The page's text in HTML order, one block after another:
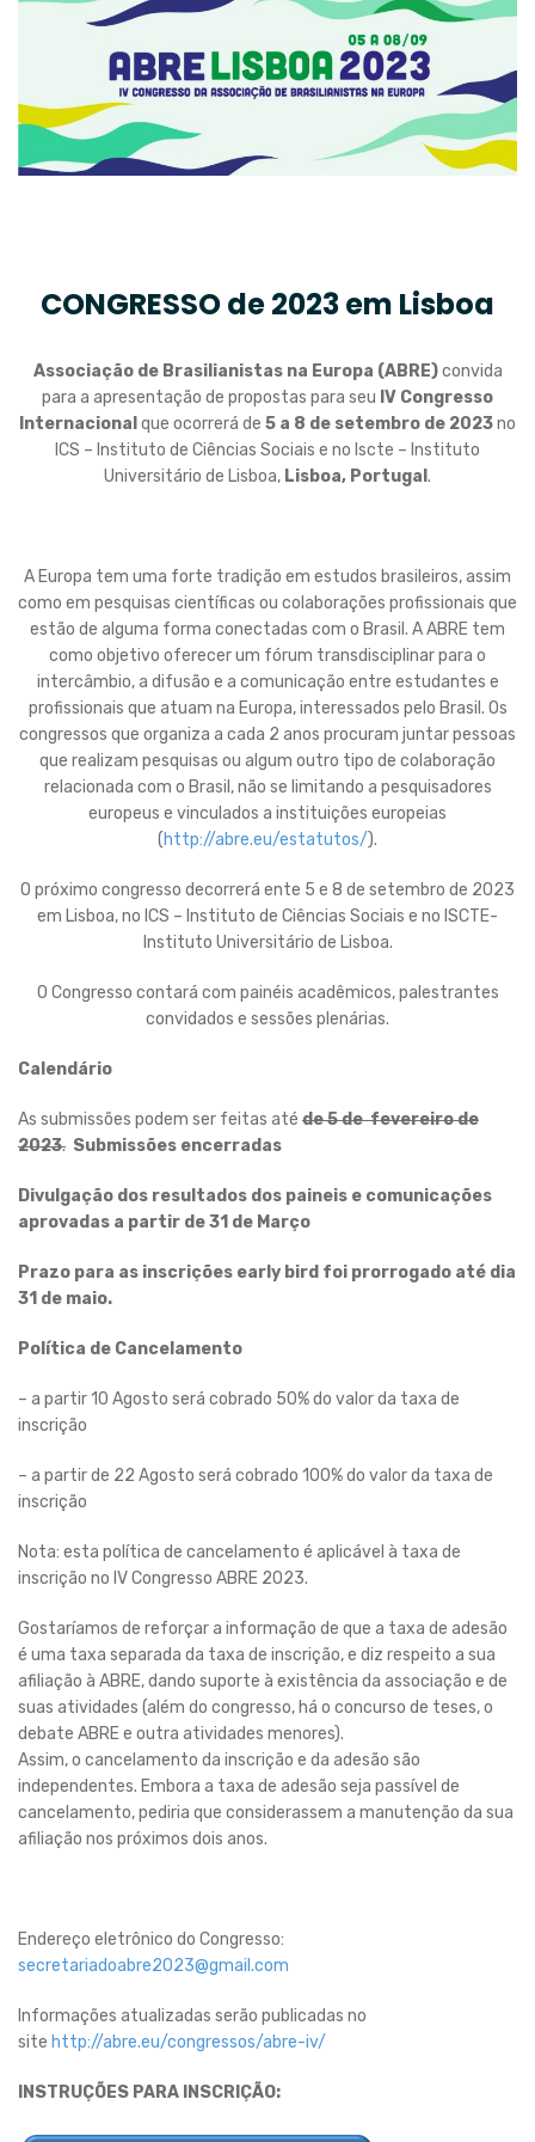
CONGRESSO de 2023 em Lisboa
Associação de Brasilianistas na Europa (ABRE)convida
para a apresentação de propostas para seu IV Congresso
Internacional que ocorrerá de 5 a 8 de setembro de 2023no
ICS – Instituto de Ciências Sociais e no Iscte – Instituto
Universitário de Lisboa, Lisboa, Portugal .
A Europa tem uma forte tradição em estudos brasileiros, assim
como em pesquisas científicas ou colaborações profissionais que
estão de alguma forma conectadas com o Brasil. A ABRE tem
como objetivo oferecer um fórum transdisciplinar para o
intercâmbio, a difusão e a comunicação entre estudantes e
profissionais que atuam na Europa, interessados pelo Brasil. Os
congressos que organiza a cada 2 anos procuram juntar pessoas
que realizam pesquisas ou algum outro tipo de colaboração
relacionada com o Brasil, não se limitando a pesquisadores
europeus e vinculados a instituições europeias
(http://abre.eu/estatutos/).
O próximo congresso decorrerá ente 5 e 8 de setembro de 2023
em Lisboa, no ICS – Instituto de Ciências Sociais e no ISCTE-
Instituto Universitário de Lisboa.
O Congresso contará com painéis acadêmicos, palestrantes
convidados e sessões plenárias.
Calendário
As submissões podem ser feitas até de 5 de fevereiro de
2023. Submissões encerradas
Divulgação dos resultados dos paineis e comunicações
aprovadas a partir de 31 de Março
Prazo para as inscrições early bird foi prorrogado até dia
31 de maio.
Política de Cancelamento
– a partir 10 Agosto será cobrado 50% do valor da taxa de
inscrição
– a partir de 22 Agosto será cobrado 100% do valor da taxa de
inscrição
Nota: esta política de cancelamento é aplicável à taxa de
inscrição no IV Congresso ABRE 2023.
Gostaríamos de reforçar a informação de que a taxa de adesão
é uma taxa separada da taxa de inscrição, e diz respeito a sua
afiliação à ABRE, dando suporte à existência da associação e de
suas atividades (além do congresso, há o concurso de teses, o
debate ABRE e outra atividades menores).
Assim, o cancelamento da inscrição e da adesão são
independentes. Embora a taxa de adesão seja passível de
cancelamento, pediria que considerassem a manutenção da sua
afiliação nos próximos dois anos.
Endereço eletrônico do Congresso:
secretariadoabre2023@gmail.com
Informações atualizadas serão publicadas no
site http://abre.eu/congressos/abre-iv/
INSTRUÇÕES PARA INSCRIÇÃO: